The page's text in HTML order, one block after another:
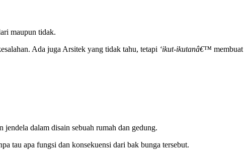
maupun tidak.
Ada juga Arsitek yang tidak tahu, tetapi ‘ikut-ikutanâ€™ membuat
dalam disain sebuah rumah dan gedung.
tau apa fungsi dan konsekuensi dari bak bunga tersebut.